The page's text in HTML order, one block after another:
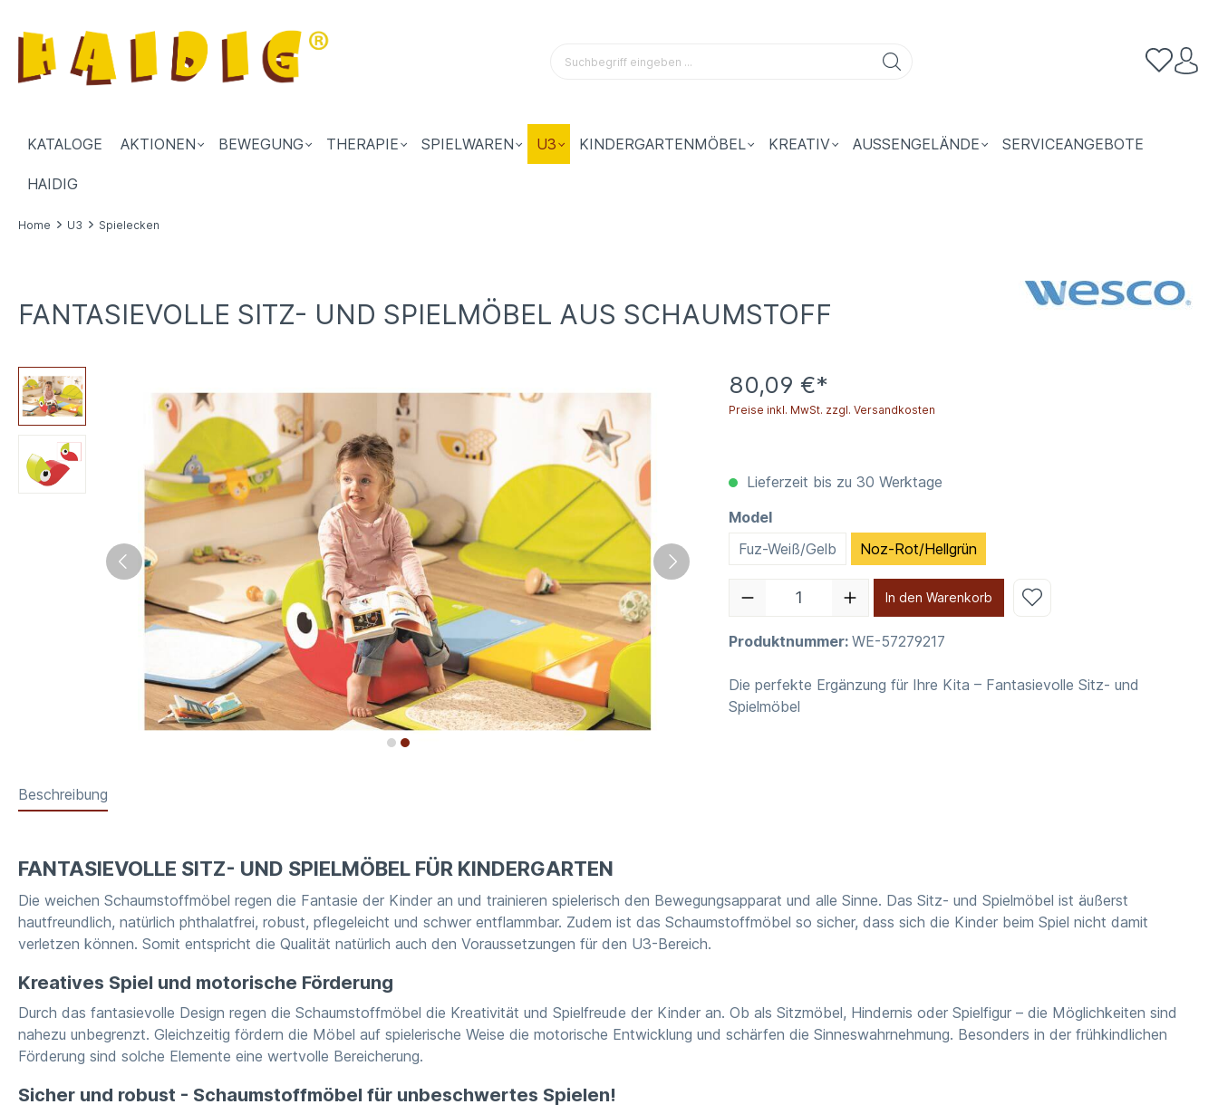
KATALOGE AKTIONEN BEWEGUNG THERAPIE SPIELWAREN U3 KINDERGARTENMÖBEL KREATIV AUSSENGELÄNDE SERVICEANGEBOTE
HAIDIG
Home U3 Spielecken
FANTASIEVOLLE SITZ- UND SPIELMÖBEL AUS SCHAUMSTOFF
80,09 €*
Preise inkl. MwSt. zzgl. Versandkosten
Lieferzeit bis zu 30 Werktage
Model
Fuz-Weiß/Gelb
Noz-Rot/Hellgrün
In den Warenkorb
Produktnummer: WE-57279217
Die perfekte Ergänzung für Ihre Kita – Fantasievolle Sitz- und
Spielmöbel
Beschreibung
FANTASIEVOLLE SITZ- UND SPIELMÖBEL FÜR KINDERGARTEN
Die weichen Schaumstoffmöbel regen die Fantasie der Kinder an und trainieren spielerisch den Bewegungsapparat und alle Sinne. Das Sitz- und Spielmöbel ist äußerst
hautfreundlich, natürlich phthalatfrei, robust, pflegeleicht und schwer entflammbar. Zudem ist das Schaumstoffmöbel so sicher, dass sich die Kinder beim Spiel nicht damit
verletzen können. Somit entspricht die Qualität natürlich auch den Voraussetzungen für den U3-Bereich.
Kreatives Spiel und motorische Förderung
Durch das fantasievolle Design regen die Schaumstoffmöbel die Kreativität und Spielfreude der Kinder an. Ob als Sitzmöbel, Hindernis oder Spielfigur – die Möglichkeiten sind
nahezu unbegrenzt. Gleichzeitig fördern die Möbel auf spielerische Weise die motorische Entwicklung und schärfen die Sinneswahrnehmung. Besonders in der frühkindlichen
Förderung sind solche Elemente eine wertvolle Bereicherung.
Sicher und robust - Schaumstoffmöbel für unbeschwertes Spielen!